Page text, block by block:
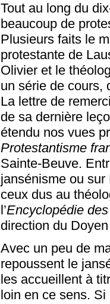
Tout au long du
beaucoup de
Plusieurs faits le
protestante de
Olivier et le
un série de cours,
La lettre de
de sa dernière
étendu nos vues
Protestantisme
Sainte-Beuve.
jansénisme ou
ceux dus au
l’Encyclopédie
direction du
Avec un peu de
repoussent le
les accueillent à
loin en ce sens. Si